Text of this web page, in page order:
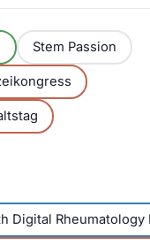
Stem Passion
Digital Rheumatology